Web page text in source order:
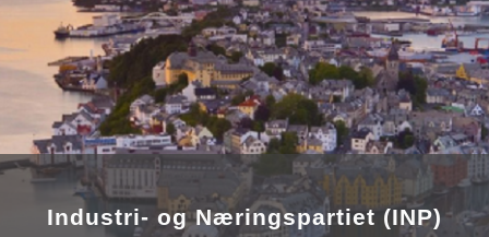
Industri- og Næringspartiet (INP)